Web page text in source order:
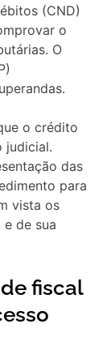
(CND)
o
O
o crédito
judicial.
das
para
vista os
de sua
fiscal